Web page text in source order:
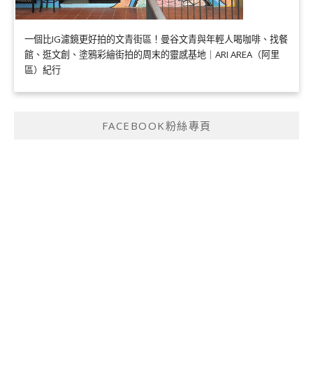
一個比IG濾鏡更好拍的文青街區！曼谷文青與年輕人喝咖啡、找餐
館、逛文創、塗鴉彩繪街拍的周末的靈感基地｜ARI AREA（阿里
區）紀行
FACEBOOK粉絲專頁